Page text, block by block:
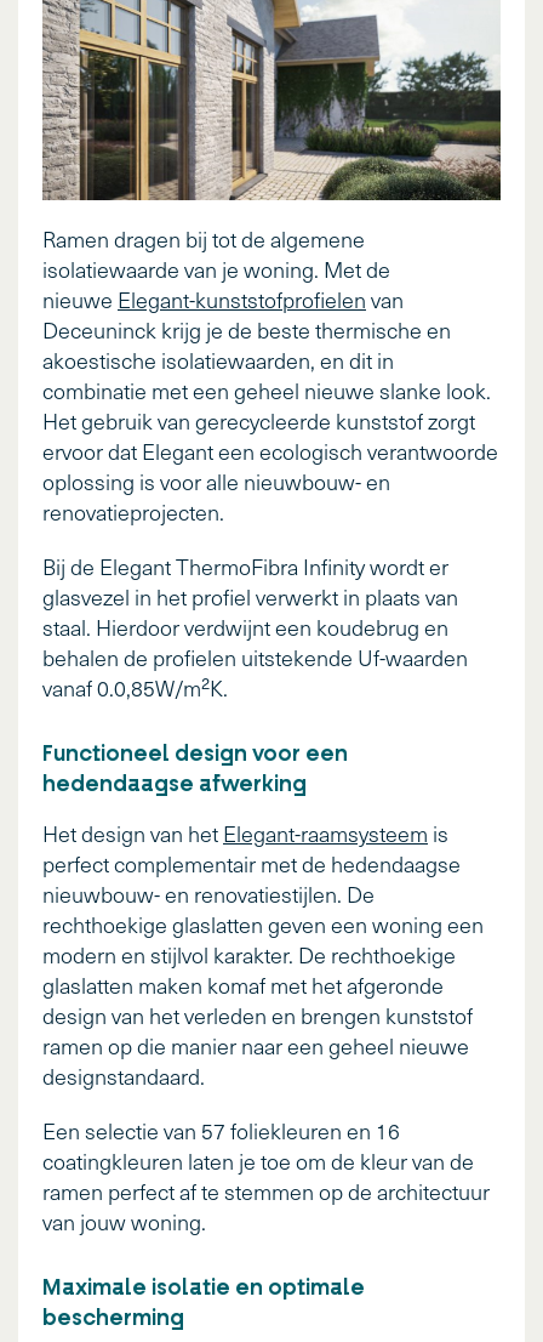
Ramen dragen bij tot de algemene
isolatiewaarde van je woning. Met de
nieuwe Elegant-kunststofprofielen van
Deceuninck krijg je de beste thermische en
akoestische isolatiewaarden, en dit in
combinatie met een geheel nieuwe slanke look.
Het gebruik van gerecycleerde kunststof zorgt
ervoor dat Elegant een ecologisch verantwoorde
oplossing is voor alle nieuwbouw- en
renovatieprojecten.
Bij de Elegant ThermoFibra Infinity wordt er
glasvezel in het profiel verwerkt in plaats van
staal. Hierdoor verdwijnt een koudebrug en
behalen de profielen uitstekende Uf-waarden
vanaf 0.0,85W/m²K.
Functioneel design voor een
hedendaagse afwerking
Het design van het Elegant-raamsysteem is
perfect complementair met de hedendaagse
nieuwbouw- en renovatiestijlen. De
rechthoekige glaslatten geven een woning een
modern en stijlvol karakter. De rechthoekige
glaslatten maken komaf met het afgeronde
design van het verleden en brengen kunststof
ramen op die manier naar een geheel nieuwe
designstandaard.
Een selectie van 57 foliekleuren en 16
coatingkleuren laten je toe om de kleur van de
ramen perfect af te stemmen op de architectuur
van jouw woning.
Maximale isolatie en optimale
bescherming